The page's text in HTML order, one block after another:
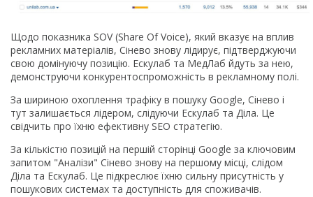
Щодо показника SOV (Share Of Voice), який вказує на вплив
рекламних матеріалів, Сінево знову лідирує, підтверджуючи
свою домінуючу позицію. Ескулаб та МедЛаб йдуть за нею,
демонструючи конкурентоспроможність в рекламному полі.
За шириною охоплення трафіку в пошуку Google, Сінево і
тут залишається лідером, слідуючи Ескулаб та Діла. Це
свідчить про їхню ефективну SEO стратегію.
За кількістю позицій на першій сторінці Google за ключовим
запитом "Аналізи" Сінево знову на першому місці, слідом
Діла та Ескулаб. Це підкреслює їхню сильну присутність у
пошукових системах та доступність для споживачів.